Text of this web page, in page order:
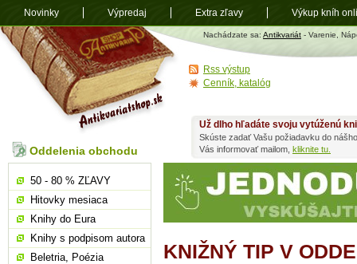
Antikvariát
shop.sk
Nachádzate sa: Antikvariát - Varenie,
KNIŽNÝ TIP V
Už dlho hľadáte svoju vytúženú
Skúste zadať Vašu požiadavku do
Vás informovať mailom, kliknite tu.
Oddelenia obchodu
50 - 80 % ZĽAVY
Hitovky mesiaca
Knihy do Eura
Knihy s podpisom autora
Beletria, Poézia
Rss výstup
Cenník, katalóg
Novinky Výpredaj Extra zľavy Výkup kníh